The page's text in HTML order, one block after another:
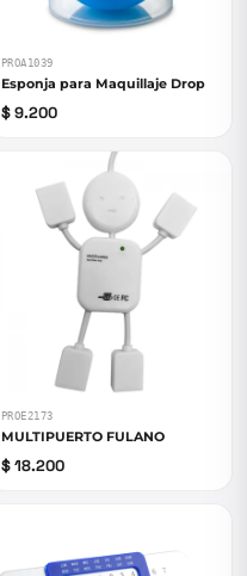
PROA1039
Esponja para Maquillaje Drop
$ 9.200
PROE2173
MULTIPUERTO FULANO
$ 18.200